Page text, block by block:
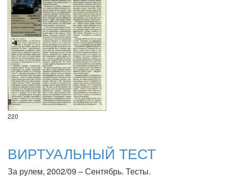
220
ВИРТУАЛЬНЫЙ ТЕСТ
За рулем, 2002/09 – Сентябрь. Тесты.